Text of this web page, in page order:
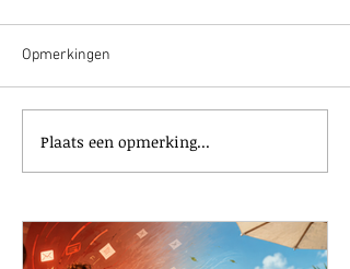
Moet je eigenlijk bewegen
vóór- of nadat je gaat eten?
Opmerkingen
Plaats een opmerking...